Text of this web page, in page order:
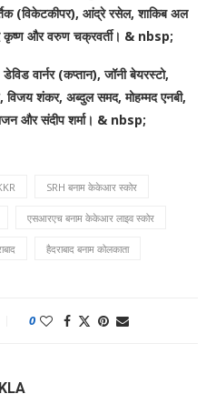
(विकेटकीपर), आंद्रे रसेल, शाकिब अल
कृष्ण और वरुण चक्रवर्ती। & nbsp;
डेविड वार्नर (कप्तान), जॉनी बेयरस्टो,
विजय शंकर, अब्दुल समद, मोहम्मद एनबी,
और संदीप शर्मा। & nbsp;
SRH बनाम केकेआर स्कोर
एसआरएच बनाम केकेआर लाइव स्कोर
हैदराबाद बनाम कोलकाता
0